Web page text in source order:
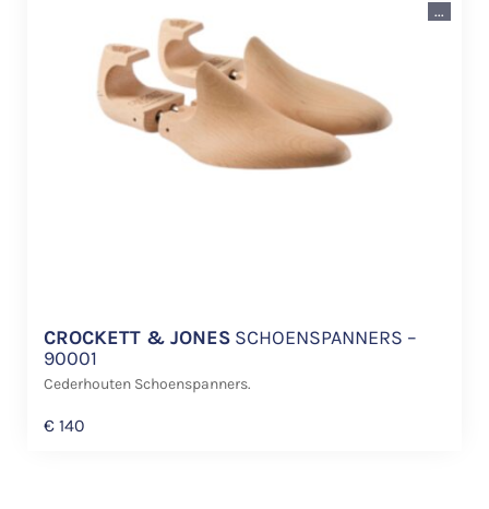
CROCKETT & JONES SCHOENSPANNERS –
90001
Cederhouten Schoenspanners.
€ 140
...